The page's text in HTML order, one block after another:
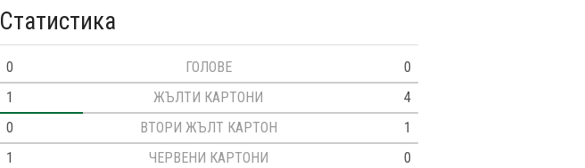
Статистика
0 ГОЛОВЕ
0
1
ЖЪЛТИ КАРТОНИ
4
0
ВТОРИ ЖЪЛТ КАРТОН
1
1
ЧЕРВЕНИ КАРТОНИ 0